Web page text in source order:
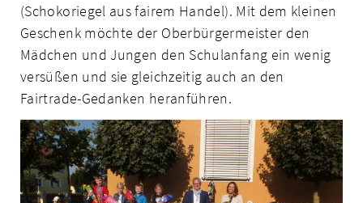
(Schokoriegel aus fairem Handel). Mit dem kleinen
Geschenk möchte der Oberbürgermeister den
Mädchen und Jungen den Schulanfang ein wenig
versüßen und sie gleichzeitig auch an den
Fairtrade-Gedanken heranführen.